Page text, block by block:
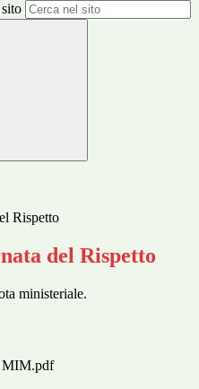
Rispetto
del Rispetto
ministeriale.
MIM.pdf